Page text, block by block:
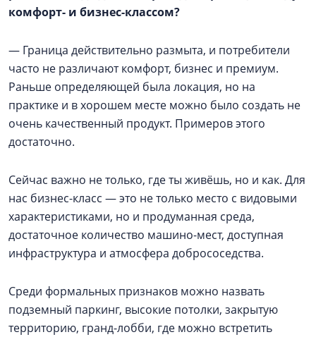
комфорт- и бизнес-классом?
— Граница действительно размыта, и потребители
часто не различают комфорт, бизнес и премиум.
Раньше определяющей была локация, но на
практике и в хорошем месте можно было создать не
очень качественный продукт. Примеров этого
достаточно.
Сейчас важно не только, где ты живёшь, но и как. Для
нас бизнес-класс — это не только место с видовыми
характеристиками, но и продуманная среда,
достаточное количество машино-мест, доступная
инфраструктура и атмосфера добрососедства.
Среди формальных признаков можно назвать
подземный паркинг, высокие потолки, закрытую
территорию, гранд-лобби, где можно встретить